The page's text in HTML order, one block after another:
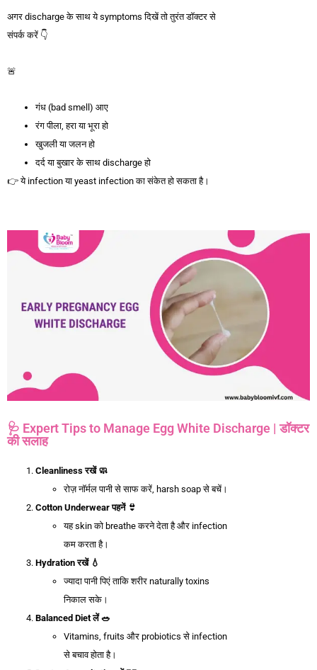
अगर discharge के साथ ये symptoms दिखें तो तुरंत डॉक्टर से
संपर्क करें 👇
🚨
गंध (bad smell) आए
रंग पीला, हरा या भूरा हो
खुजली या जलन हो
दर्द या बुखार के साथ discharge हो
👉 ये infection या yeast infection का संकेत हो सकता है।
🩺 Expert Tips to Manage Egg White Discharge | डॉक्टर
की सलाह
Cleanlinessरखें 🧼
रोज़ नॉर्मल पानी से साफ करें, harsh soap से बचें।
Cotton Underwearपहनें 👙
यह skin को breathe करने देता है और infection
कम करता है।
Hydrationरखें 💧
ज्यादा पानी पिएं ताकि शरीर naturally toxins
निकाल सके।
Balanced Dietलें🥗
Vitamins, fruits और probiotics से infection
से बचाव होता है।